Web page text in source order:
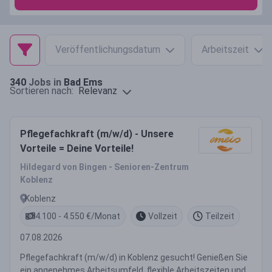
Veröffentlichungsdatum Arbeitszeit
340 Jobs in Bad Ems
Sortieren nach: Relevanz
Pflegefachkraft (m/w/d) - Unsere
Vorteile = Deine Vorteile!
Hildegard von Bingen - Senioren-Zentrum
Koblenz
Koblenz
4.100 - 4.550 €/Monat
Vollzeit Teilzeit
07.08.2026
Pflegefachkraft (m/w/d) in Koblenz gesucht! Genießen Sie